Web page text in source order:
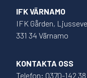
IFK VÄRNAMO
IFK Gården,
331 34 Värnamo
KONTAKTA OSS
Telefon: 0370-142 38